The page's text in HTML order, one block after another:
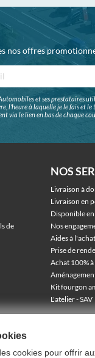
nos offres
et ses prestataires
l'heure à laquelle je le fais et
via le lien en bas de chaque
de
NOS
Livraison à
Livraison en
Disponible
Nos
Aides à l'achat
Prise de
Achat 100%
Kit fourgon
L'atelier - SAV
cookies pour offrir